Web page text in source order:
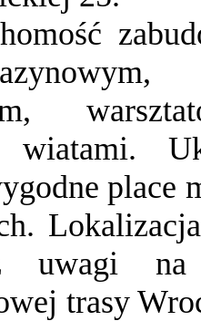
place
uwagi
trasy